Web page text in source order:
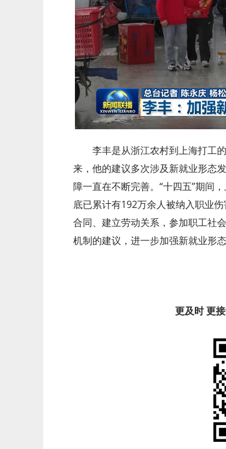
李丰是从浙江农村到上海打工的
来，他的建议多次涉及新就业形态
障一直在不断完善。“十四五”期间
底已累计有192万余人被纳入职业
合同、建立劳动关系，参加职工社
机制的建议，进一步加强新就业形
更及时 更